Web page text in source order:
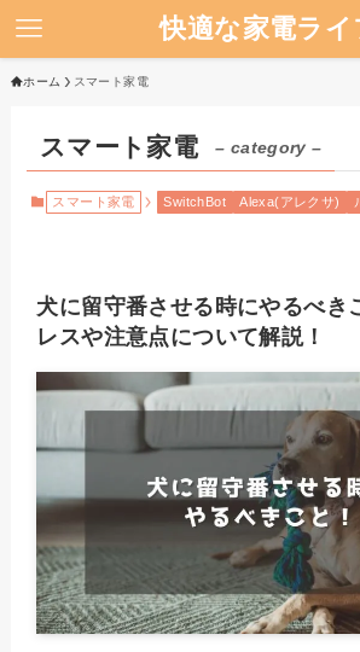
快適な家電ライ
ホーム スマート家電
スマート家電 – category –
スマート家電 SwitchBot Alexa(アレクサ)
犬に留守番させる時にやるべき
レスや注意点について解説！